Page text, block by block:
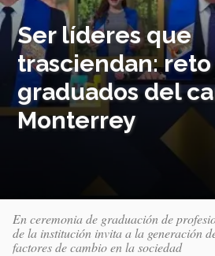
Ser líderes que
trasciendan:
graduados del
Monterrey
En ceremonia de graduación de
de la institución invita a la generación
factores de cambio en la sociedad